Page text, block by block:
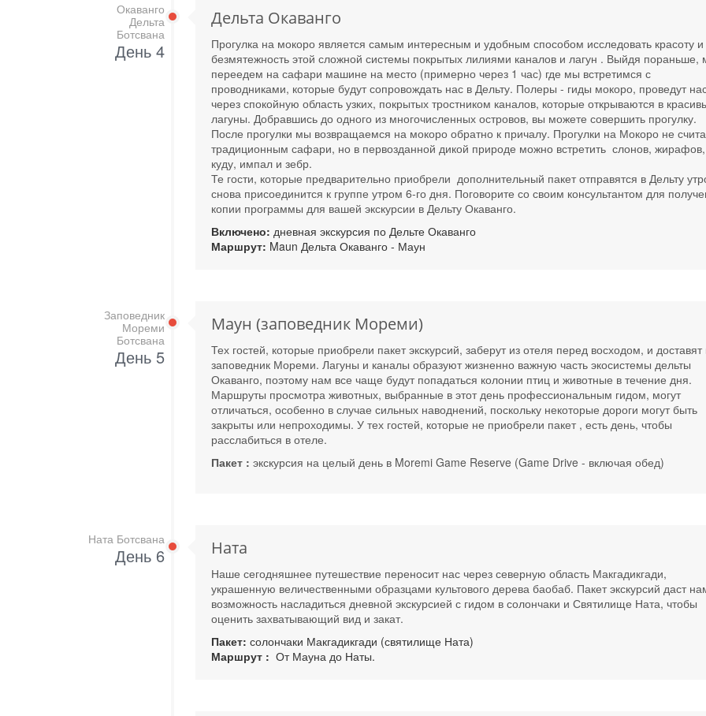
Окаванго
Дельта
Ботсвана
День 4
Дельта Окаванго
Прогулка на мокоро является самым интересным и удобным способом исследовать красоту и
безмятежность этой сложной системы покрытых лилиями каналов и лагун . Выйдя пораньше,
переедем на сафари машине на место (примерно через 1 час) где мы встретимся с
проводниками, которые будут сопровождать нас в Дельту. Полеры - гиды мокоро, проведут
через спокойную область узких, покрытых тростником каналов, которые открываются в
лагуны. Добравшись до одного из многочисленных островов, вы можете совершить прогулку.
После прогулки мы возвращаемся на мокоро обратно к причалу. Прогулки на Мокоро не
традиционным сафари, но в первозданной дикой природе можно встретить слонов, жирафов,
куду, импал и зебр.
Те гости, которые предварительно приобрели дополнительный пакет отправятся в Дельту
снова присоединится к группе утром 6-го дня. Поговорите со своим консультантом для
копии программы для вашей экскурсии в Дельту Окаванго.
Включено: дневная экскурсия по Дельте Окаванго
Маршрут: Maun Дельта Окаванго - Маун
Заповедник
Мореми
Ботсвана
День 5
Маун (заповедник Мореми)
Тех гостей, которые приобрели пакет экскурсий, заберут из отеля перед восходом, и доставят
заповедник Мореми. Лагуны и каналы образуют жизненно важную часть экосистемы дельты
Окаванго, поэтому нам все чаще будут попадаться колонии птиц и животные в течение дня.
Маршруты просмотра животных, выбранные в этот день профессиональным гидом, могут
отличаться, особенно в случае сильных наводнений, поскольку некоторые дороги могут быть
закрыты или непроходимы. У тех гостей, которые не приобрели пакет , есть день, чтобы
расслабиться в отеле.
Пакет : экскурсия на целый день в Moremi Game Reserve (Game Drive - включая обед)
Ната Ботсвана
День 6 Ната
Наше сегодняшнее путешествие переносит нас через северную область Макгадикгади,
украшенную величественными образцами культового дерева баобаб. Пакет экскурсий даст
возможность насладиться дневной экскурсией с гидом в солончаки и Святилище Ната, чтобы
оценить захватывающий вид и закат.
Пакет: солончаки Макгадикгади (святилище Ната)
Маршрут : От Мауна до Наты.